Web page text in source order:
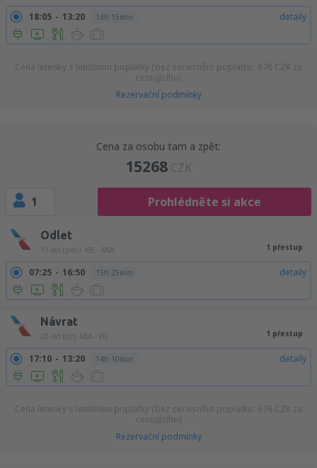
18:05 13:20 13h 15min detaily
Cena letenky s letištními poplatky (bez servisního poplatku: 676 CZK za
cestujícího)
Rezervační podmínky
Cena za osobu tam a zpět:
15268 CZK
1 Prohlédněte si akce
Odlet
11 led (pon) VIE - MIA 1 přestup
07:25 16:50 15h 25min detaily
Návrat
20 led (stř) MIA - VIE 1 přestup
17:10 13:20 14h 10min detaily
Cena letenky s letištními poplatky (bez servisního poplatku: 676 CZK za
cestujícího)
Rezervační podmínky